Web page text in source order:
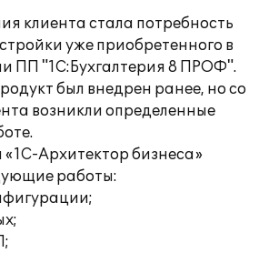
клиента стала потребность
уже приобретенного в
ПП "1C:Бухгалтерия 8 ПРОФ".
был внедрен ранее, но со
возникли определенные
Архитектор бизнеса»
работы: